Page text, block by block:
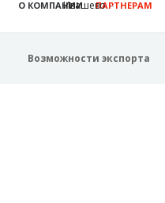
Ивашево
О КОМПАНИИ ПАРТНЕРАМ
Возможности экспорта